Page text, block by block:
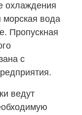
охлаждения
морская вода
Пропускная
с
ведут